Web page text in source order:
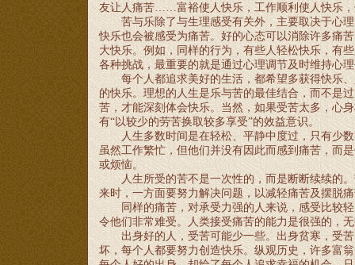
友让人痛苦……富裕使人快乐，工作顺利使人快乐
苦与乐除了与生理感受有关外，主要取决于心
快乐也会被感受为痛苦。好的心态可以消除许多痛
大快乐。例如，同样的行为，有些人轻松快乐，有
各种挑战，最重要的就是通过心理调节及时维持心
每个人都追求美好的生活，都希望多获得快乐
的快乐。理想的人生是乐与苦的最佳结合，而不是
苦，才能深刻体会快乐。当然，如果受苦太多，心
有“以较少的劳苦换取较多享受”的效益意识。
人生多数时间是在轻松、平静中度过，只有少
虽然工作繁忙，但他们并没有因此而感到痛苦，而
或烦恼。
人生所受的苦不是一次性的，而是断断续续的
来时，一方面要努力解决问题，以减轻痛苦及摆脱
同样的痛苦，对承受力强的人来说，感受比较
令他们非常难受。人类接受痛苦的能力是很强的，
出身好的人，受苦可能少一些。出身贫寒，受
坏，每个人都要努力创造快乐。纵观历史，许多富